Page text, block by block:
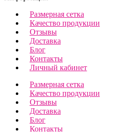
Размерная сетка
Качество продукции
Отзывы
Доставка
Блог
Контакты
Личный кабинет
Размерная сетка
Качество продукции
Отзывы
Доставка
Блог
Контакты